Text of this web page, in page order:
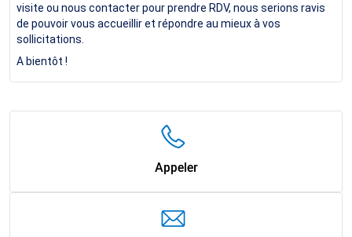
visite ou nous contacter pour prendre RDV, nous serions ravis
de pouvoir vous accueillir et répondre au mieux à vos
sollicitations.
A bientôt !
Appeler